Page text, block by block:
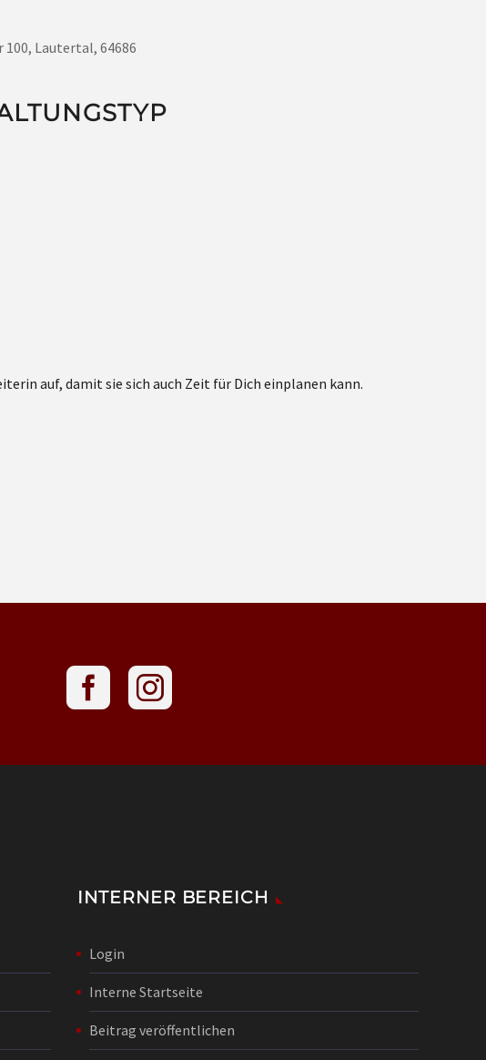
100, Lautertal, 64686
auf, damit sie sich auch Zeit für Dich einplanen kann.
INTERNER BEREICH
Login
Interne Startseite
Beitrag veröffentlichen